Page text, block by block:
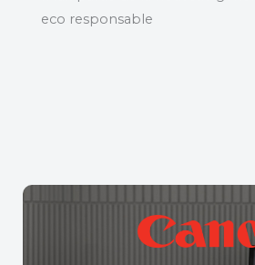
eco responsable